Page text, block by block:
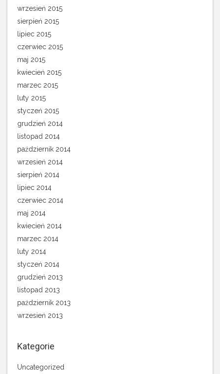
wrzesień 2015
sierpień 2015
lipiec 2015
czerwiec 2015
maj 2015
kwiecień 2015
marzec 2015
luty 2015
styczeń 2015
grudzień 2014
listopad 2014
październik 2014
wrzesień 2014
sierpień 2014
lipiec 2014
czerwiec 2014
maj 2014
kwiecień 2014
marzec 2014
luty 2014
styczeń 2014
grudzień 2013
listopad 2013
październik 2013
wrzesień 2013
Kategorie
Uncategorized